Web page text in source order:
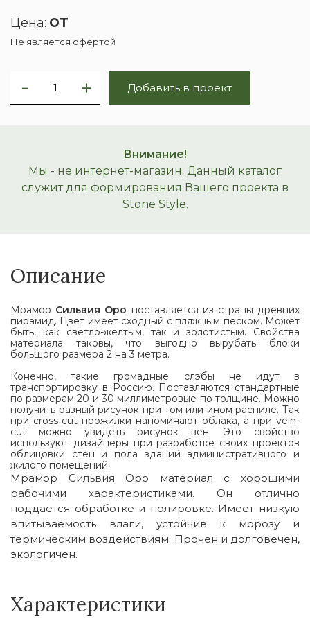
Цена: от
Не является офертой
Добавить в проект
Внимание!
Мы - не интернет-магазин. Данный каталог
служит для формирования Вашего проекта в
Stone Style.
Описание
Мрамор Сильвия Оро поставляется из страны древних
пирамид. Цвет имеет сходный с пляжным песком. Может
быть, как светло-желтым, так и золотистым. Свойства
материала таковы, что выгодно вырубать блоки
большого размера 2 на 3 метра.
Конечно, такие громадные слэбы не идут в
транспортировку в Россию. Поставляются стандартные
по размерам 20 и 30 миллиметровые по толщине. Можно
получить разный рисунок при том или ином распиле. Так
при cross-cut прожилки напоминают облака, а при vein-
cut можно увидеть рисунок вен. Это свойство
используют дизайнеры при разработке своих проектов
облицовки стен и пола зданий административного и
жилого помещений.
Мрамор Сильвия Оро материал с хорошими
рабочими характеристиками. Он отлично
поддается обработке и полировке. Имеет низкую
впитываемость влаги, устойчив к морозу и
термическим воздействиям. Прочен и долговечен,
экологичен.
Характеристики